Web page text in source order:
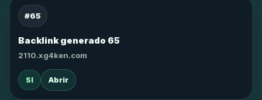
#65
Backlink generado 65
2110.xg4ken.com
SI Abrir